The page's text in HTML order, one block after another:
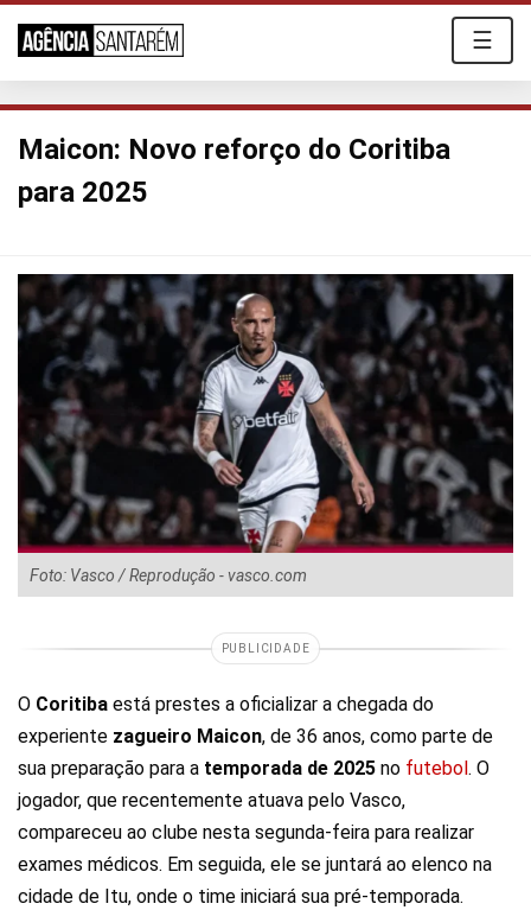
☰
Maicon: Novo reforço do Coritiba
para 2025
Foto: Vasco / Reprodução - vasco.com
PUBLICIDADE
O Coritiba está prestes a oficializar a chegada do
experiente zagueiro Maicon, de 36 anos, como parte de
sua preparação para a temporada de 2025 no futebol . O
jogador, que recentemente atuava pelo Vasco,
compareceu ao clube nesta segunda-feira para realizar
exames médicos. Em seguida, ele se juntará ao elenco na
cidade de Itu, onde o time iniciará sua pré-temporada.